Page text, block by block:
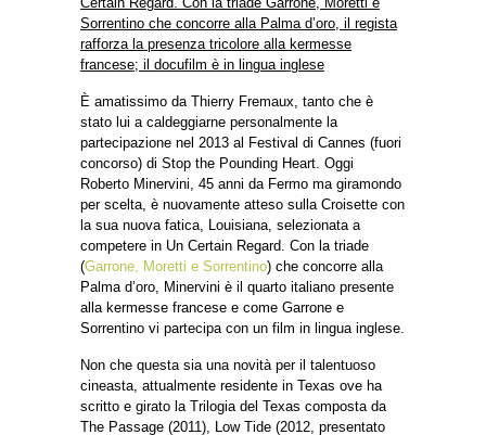
Sorrentino che concorre alla Palma d’oro, il regista
rafforza la presenza tricolore alla kermesse
francese; il docufilm è in lingua inglese
È amatissimo da Thierry Fremaux, tanto che è
stato lui a caldeggiarne personalmente la
partecipazione nel 2013 al Festival di Cannes (fuori
concorso) di Stop the Pounding Heart. Oggi
Roberto Minervini, 45 anni da Fermo ma giramondo
per scelta, è nuovamente atteso sulla Croisette con
la sua nuova fatica, Louisiana, selezionata a
competere in Un Certain Regard. Con la triade
(Garrone, Moretti e Sorrentino) che concorre alla
Palma d’oro, Minervini è il quarto italiano presente
alla kermesse francese e come Garrone e
Sorrentino vi partecipa con un film in lingua inglese.
Non che questa sia una novità per il talentuoso
cineasta, attualmente residente in Texas ove ha
scritto e girato la Trilogia del Texas composta da
The Passage (2011), Low Tide (2012, presentato